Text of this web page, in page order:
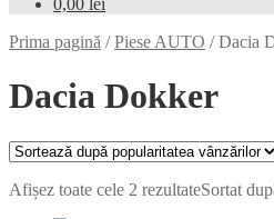
0,00 lei
Prima pagină /Piese AUTO /Dacia
Dacia Dokker
Afișez toate cele 2 rezultateSortat